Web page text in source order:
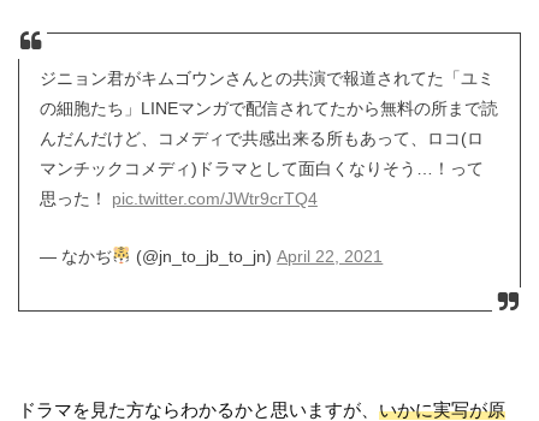
ジニョン君がキムゴウンさんとの共演で報道されてた「ユミ
の細胞たち」LINEマンガで配信されてたから無料の所まで読
んだんだけど、コメディで共感出来る所もあって、ロコ(ロ
マンチックコメディ)ドラマとして面白くなりそう…！って
思った！ pic.twitter.com/JWtr9crTQ4
— なかぢ (@jn_to_jb_to_jn)April 22, 2021
ドラマを見た方ならわかるかと思いますが、いかに実写が原